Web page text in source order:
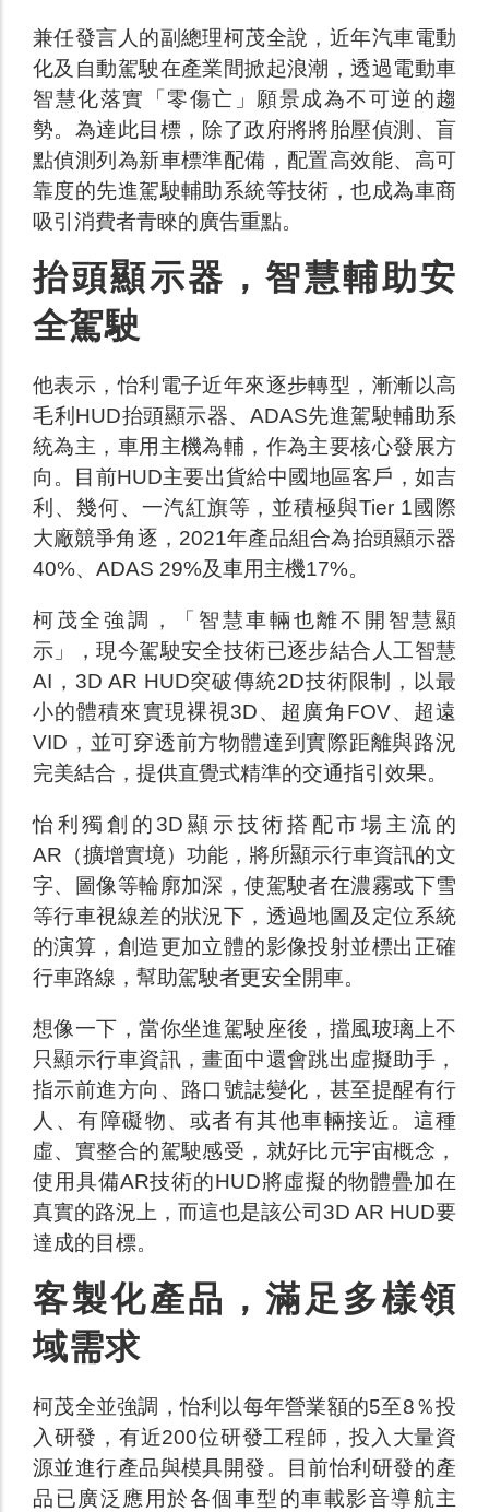
兼任發言人的副總理柯茂全說，近年汽車電動
化及自動駕駛在產業間掀起浪潮，透過電動車
智慧化落實「零傷亡」願景成為不可逆的趨
勢。為達此目標，除了政府將將胎壓偵測、盲
點偵測列為新車標準配備，配置高效能、高可
靠度的先進駕駛輔助系統等技術，也成為車商
吸引消費者青睞的廣告重點。
抬頭顯示器，智慧輔助安
全駕駛
他表示，怡利電子近年來逐步轉型，漸漸以高
毛利HUD抬頭顯示器、ADAS先進駕駛輔助系
統為主，車用主機為輔，作為主要核心發展方
向。目前HUD主要出貨給中國地區客戶，如吉
利、幾何、一汽紅旗等，並積極與Tier 1國際
大廠競爭角逐，2021年產品組合為抬頭顯示器
40%、ADAS 29%及車用主機17%。
柯茂全強調，「智慧車輛也離不開智慧顯
示」，現今駕駛安全技術已逐步結合人工智慧
AI，3D AR HUD突破傳統2D技術限制，以最
小的體積來實現裸視3D、超廣角FOV、超遠
VID，並可穿透前方物體達到實際距離與路況
完美結合，提供直覺式精準的交通指引效果。
怡利獨創的3D顯示技術搭配市場主流的
AR（擴增實境）功能，將所顯示行車資訊的文
字、圖像等輪廓加深，使駕駛者在濃霧或下雪
等行車視線差的狀況下，透過地圖及定位系統
的演算，創造更加立體的影像投射並標出正確
行車路線，幫助駕駛者更安全開車。
想像一下，當你坐進駕駛座後，擋風玻璃上不
只顯示行車資訊，畫面中還會跳出虛擬助手，
指示前進方向、路口號誌變化，甚至提醒有行
人、有障礙物、或者有其他車輛接近。這種
虛、實整合的駕駛感受，就好比元宇宙概念，
使用具備AR技術的HUD將虛擬的物體疊加在
真實的路況上，而這也是該公司3D AR HUD要
達成的目標。
客製化產品，滿足多樣領
域需求
柯茂全並強調，怡利以每年營業額的5至8％投
入研發，有近200位研發工程師，投入大量資
源並進行產品與模具開發。目前怡利研發的產
品已廣泛應用於各個車型的車載影音導航主